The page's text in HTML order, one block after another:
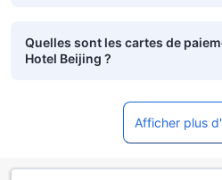
Quelles sont les cartes de
Hotel Beijing ?
Afficher plus